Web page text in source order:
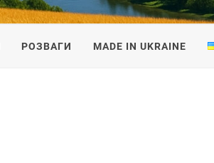
РОЗВАГИ MADE IN UKRAINE